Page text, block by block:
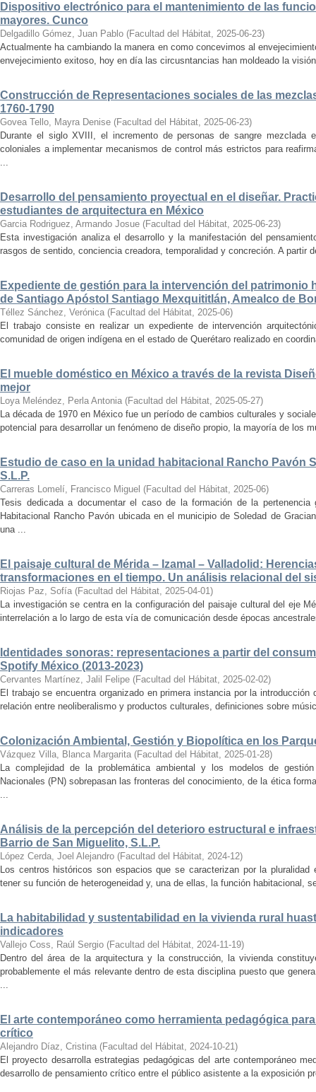
Dispositivo electrónico para el mantenimiento de las
mayores. Cunco
Delgadillo Gómez, Juan Pablo (Facultad del Hábitat, 2025-06-23)
Actualmente ha cambiando la manera en como concevimos al
envejecimiento exitoso, hoy en día las circusntancias han moldeado la
Construcción de Representaciones sociales de las
1760-1790
Govea Tello, Mayra Denise (Facultad del Hábitat, 2025-06-23)
Durante el siglo XVIII, el incremento de personas de sangre
coloniales a implementar mecanismos de control más estrictos para
...
Desarrollo del pensamiento proyectual en el diseñar.
estudiantes de arquitectura en México
Garcia Rodriguez, Armando Josue (Facultad del Hábitat, 2025-06-23)
Esta investigación analiza el desarrollo y la manifestación del
rasgos de sentido, conciencia creadora, temporalidad y concreción. A partir
Expediente de gestión para la intervención del patrimonio
de Santiago Apóstol Santiago Mexquititlán, Amealco de
Téllez Sánchez, Verónica (Facultad del Hábitat, 2025-06)
El trabajo consiste en realizar un expediente de intervención
comunidad de origen indígena en el estado de Querétaro realizado en
El mueble doméstico en México a través de la revista
mejor
Loya Meléndez, Perla Antonia (Facultad del Hábitat, 2025-05-27)
La década de 1970 en México fue un período de cambios culturales y
potencial para desarrollar un fenómeno de diseño propio, la mayoría de los
Estudio de caso en la unidad habitacional Rancho Pavón
S.L.P.
Carreras Lomelí, Francisco Miguel (Facultad del Hábitat, 2025-06)
Tesis dedicada a documentar el caso de la formación de la
Habitacional Rancho Pavón ubicada en el municipio de Soledad de
una ...
El paisaje cultural de Mérida – Izamal – Valladolid:
transformaciones en el tiempo. Un análisis relacional del
Riojas Paz, Sofía (Facultad del Hábitat, 2025-04-01)
La investigación se centra en la configuración del paisaje cultural del eje
interrelación a lo largo de esta vía de comunicación desde épocas
Identidades sonoras: representaciones a partir del
Spotify México (2013-2023)
Cervantes Martínez, Jalil Felipe (Facultad del Hábitat, 2025-02-02)
El trabajo se encuentra organizado en primera instancia por la
relación entre neoliberalismo y productos culturales, definiciones sobre
Colonización Ambiental, Gestión y Biopolítica en los
Vázquez Villa, Blanca Margarita (Facultad del Hábitat, 2025-01-28)
La complejidad de la problemática ambiental y los modelos de
Nacionales (PN) sobrepasan las fronteras del conocimiento, de la ética
...
Análisis de la percepción del deterioro estructural e
Barrio de San Miguelito, S.L.P.
López Cerda, Joel Alejandro (Facultad del Hábitat, 2024-12)
Los centros históricos son espacios que se caracterizan por la
tener su función de heterogeneidad y, una de ellas, la función habitacional,
La habitabilidad y sustentabilidad en la vivienda rural
indicadores
Vallejo Coss, Raúl Sergio (Facultad del Hábitat, 2024-11-19)
Dentro del área de la arquitectura y la construcción, la vivienda
probablemente el más relevante dentro de esta disciplina puesto que
...
El arte contemporáneo como herramienta pedagógica
crítico
Alejandro Díaz, Cristina (Facultad del Hábitat, 2024-10-21)
El proyecto desarrolla estrategias pedagógicas del arte contemporáneo
desarrollo de pensamiento crítico entre el público asistente a la exposición